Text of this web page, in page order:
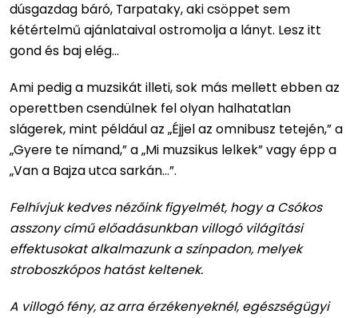
dúsgazdag báró, Tarpataky, aki csöppet sem
kétértelmű ajánlataival ostromolja a lányt. Lesz itt
gond és baj elég...
Ami pedig a muzsikát illeti, sok más mellett ebben az
operettben csendülnek fel olyan halhatatlan
slágerek, mint például az „Éjjel az omnibusz tetején,” a
„Gyere te nímand,” a „Mi muzsikus lelkek” vagy épp a
„Van a Bajza utca sarkán...”.
Felhívjuk kedves nézőink figyelmét, hogy a Csókos
asszony című előadásunkban villogó világítási
effektusokat alkalmazunk a színpadon, melyek
stroboszkópos hatást keltenek.
A villogó fény, az arra érzékenyeknél, egészségügyi